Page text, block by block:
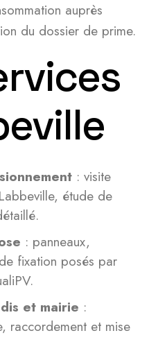
auprès
du dossier de prime.
: visite
étude de
: panneaux,
fixation posés par
et mairie :
raccordement et mise